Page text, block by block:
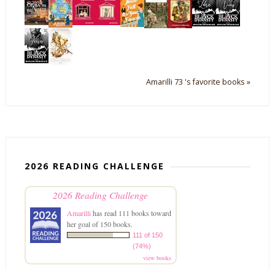
Amarilli 73 's favorite books »
2026 READING CHALLENGE
2026 Reading Challenge
Amarillihas read 111 books toward
her goal of 150 books.
111 of 150
(74%)
view books